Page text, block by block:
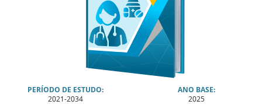
PERÍODO DE ESTUDO:
2021-2034
ANO BASE:
2025